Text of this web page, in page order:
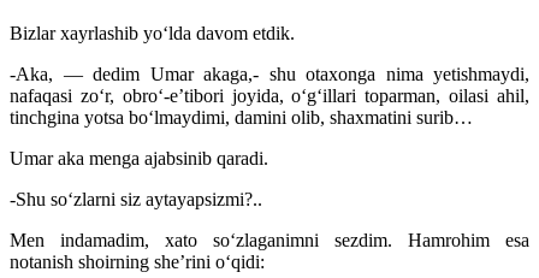
Bizlar xayrlashib yo‘lda davom etdik.
-Aka, — dedim Umar akaga,- shu otaxonga nima yetishmaydi,
nafaqasi zo‘r, obro‘-e’tibori joyida, o‘g‘illari toparman, oilasi ahil,
tinchgina yotsa bo‘lmaydimi, damini olib, shaxmatini surib…
Umar aka menga ajabsinib qaradi.
-Shu so‘zlarni siz aytayapsizmi?..
Men indamadim, xato so‘zlaganimni sezdim. Hamrohim esa
notanish shoirning she’rini o‘qidi: